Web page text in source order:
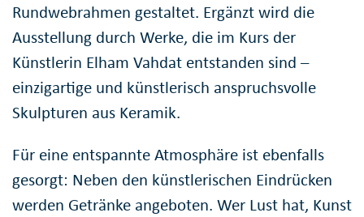
Rundwebrahmen gestaltet. Ergänzt wird die
Ausstellung durch Werke, die im Kurs der
Künstlerin Elham Vahdat entstanden sind –
einzigartige und künstlerisch anspruchsvolle
Skulpturen aus Keramik.
Für eine entspannte Atmosphäre ist ebenfalls
gesorgt: Neben den künstlerischen Eindrücken
werden Getränke angeboten. Wer Lust hat, Kunst